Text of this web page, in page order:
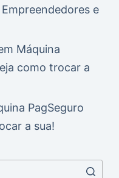
e
Máquina
como trocar a
PagSeguro
a sua!